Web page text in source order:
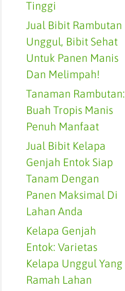
Tinggi
Jual Bibit Rambutan
Unggul, Bibit Sehat
Untuk Panen Manis
Dan Melimpah!
Tanaman Rambutan:
Buah Tropis Manis
Penuh Manfaat
Jual Bibit Kelapa
Genjah Entok Siap
Tanam Dengan
Panen Maksimal Di
Lahan Anda
Kelapa Genjah
Entok: Varietas
Kelapa Unggul Yang
Ramah Lahan